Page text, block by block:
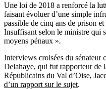
Une loi de 2018 a renforcé la
faisant évoluer d’une simple
passible de cinq ans de prison
Insuffisant selon le ministre qui
moyens pénaux ».
Interviews croisées du sénateur
Delahaye, qui fut rapporteur de
Républicains du Val d’Oise,
d’un rapport sur le sujet.